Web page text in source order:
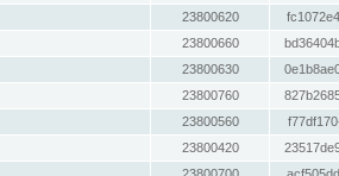
23800620
23800660
23800630
23800760
23800560
23800420